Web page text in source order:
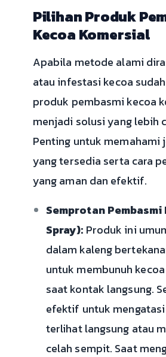
Pilihan Produk
Kecoa Komersial
Apabila metode alami
atau infestasi kecoa
produk pembasmi kecoa
menjadi solusi yang lebih
Penting untuk
yang tersedia serta cara
yang aman dan efektif.
Semprotan
Spray): Produk ini
dalam kaleng
untuk membunuh
saat kontak langsung.
efektif untuk
terlihat langsung atau
celah sempit. Saat